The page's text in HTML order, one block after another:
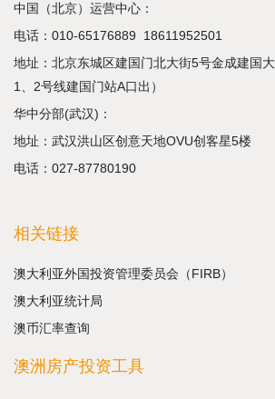
中国（北京）运营中心：
电话： 010-65176889 18611952501
地址：北京东城区建国门北大街5号金成建国
1、2号线建国门站A口出）
华中分部(武汉)：
地址：武汉洪山区创意天地OVU创客星5楼
电话：027-87780190
相关链接
澳大利亚外国投资管理委员会（FIRB）
澳大利亚统计局
澳币汇率查询
澳洲房产投资工具